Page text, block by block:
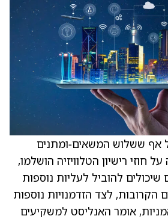
אף ששלוש המשאים‑ומתנים
חוזי רישיון הטלוויזיה הושלמו,
שיכולים להוביל לעליות נוספות
הקרובות, לצד הזדמנויות נוספות
אומר האנליסט למשקיעים